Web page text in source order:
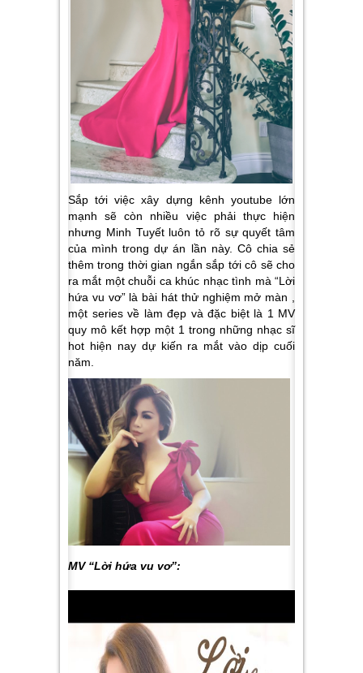
Sắp tới việc xây dựng kênh youtube lớn
mạnh sẽ còn nhiều việc phải thực hiện
nhưng Minh Tuyết luôn tỏ rõ sự quyết tâm
của mình trong dự án lần này. Cô chia sẻ
thêm trong thời gian ngắn sắp tới cô sẽ cho
ra mắt một chuỗi ca khúc nhạc tình mà “Lời
hứa vu vơ” là bài hát thử nghiệm mở màn ,
một series về làm đẹp và đặc biệt là 1 MV
quy mô kết hợp một 1 trong những nhạc sĩ
hot hiện nay dự kiến ra mắt vào dịp cuối
năm.
MV “Lời hứa vu vơ”: